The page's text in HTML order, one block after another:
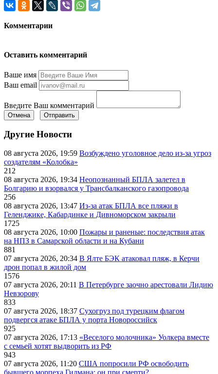
Комментарии
Оставить комментарий
Ваше имя
Ваш email
Введите Ваш комментарий
Отмена Отправить
Другие Новости
08 августа 2026, 19:59 Возбуждено уголовное дело из-за угроз
создателям «Колобка»
212
08 августа 2026, 19:34 Неопознанный БПЛА залетел в
Болгарию и взорвался у Трансбалканского газопровода
256
08 августа 2026, 13:47 Из-за атак БПЛА все пляжи в
Геленджике, Кабардинке и Дивноморском закрыли
1725
08 августа 2026, 10:00 Пожары и раненые: последствия атак
на НПЗ в Самарской области и на Кубани
881
07 августа 2026, 20:34 В Ялте БЭК атаковал пляж, в Керчи
дрон попал в жилой дом
1576
07 августа 2026, 20:11 В Петербурге заочно арестовали Лидию
Невзорову
833
07 августа 2026, 18:37 Сухогруз под турецким флагом
подвергся атаке БПЛА у порта Новороссийск
925
07 августа 2026, 17:13 «Веселого молочника» Уолкера вместе
с семьей хотят выдворить из РФ
943
07 августа 2026, 11:20 США попросили РФ освободить
бывшего морпеха Гилмана: он при смерти?